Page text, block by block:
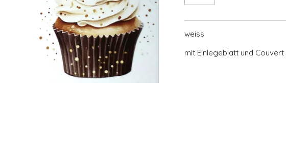
weiss
mit Einlegeblatt und Couvert